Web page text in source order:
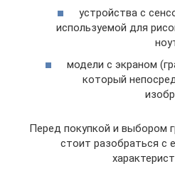
устройства с
используемой для
модели с экраном
который
Перед покупкой и выбором
стоит разобраться с